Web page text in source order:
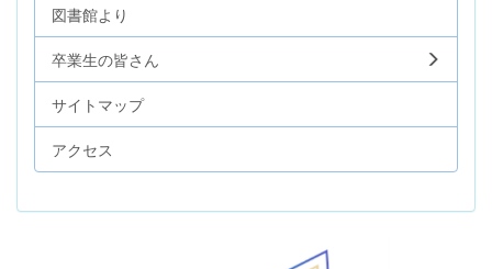
図書館より
卒業生の皆さん
サイトマップ
アクセス